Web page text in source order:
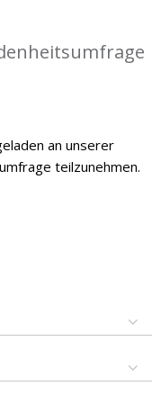
an unserer
teilzunehmen.